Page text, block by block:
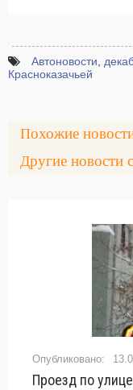
Автоновости,
Красноказачьей
Похожие
Другие новости